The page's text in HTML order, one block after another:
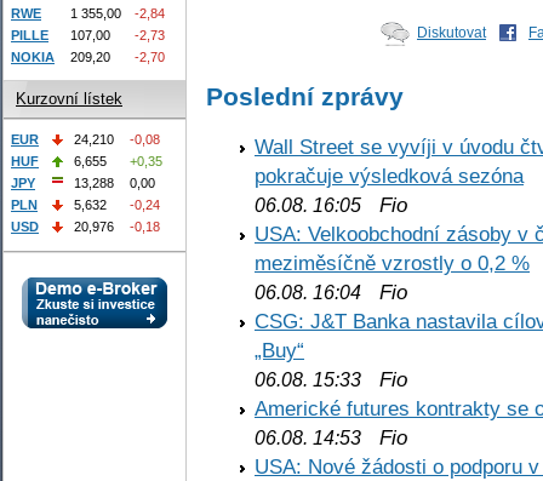
Diskutovat
Poslední zprávy
Wall Street se vyvíji v úvodu
pokračuje výsledková sezóna
06.08. 16:05 Fio
USA: Velkoobchodní zásoby v
meziměsíčně vzrostly o 0,2 %
06.08. 16:04 Fio
CSG: J&T Banka nastavila
„Buy“
06.08. 15:33 Fio
Americké futures kontrakty se
06.08. 14:53 Fio
USA: Nové žádosti o podporu
RWE
1 355,00
-2,84
PILLE
107,00
-2,73
NOKIA
209,20 -2,70
Kurzovní lístek
EUR 24,210
-0,08
HUF
6,655
+0,35
JPY
13,288
0,00
PLN
5,632
-0,24
USD
20,976 -0,18